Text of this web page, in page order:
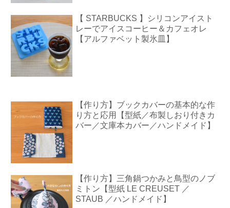
【 STARBUCKS 】シリコンアイスト
レーでアイスコーヒー＆カフェオレ
【アルファベット製氷皿】
【作り方】ブックカバーの基本的な作
り方と応用【型紙／布製しおり付きカ
バー／文庫本カバー／ハンドメイド】
【作り方】三角鍋つかみと鳥型のノブ
ミトン【型紙 LE CREUSET ／
STAUB ／ハンドメイド】